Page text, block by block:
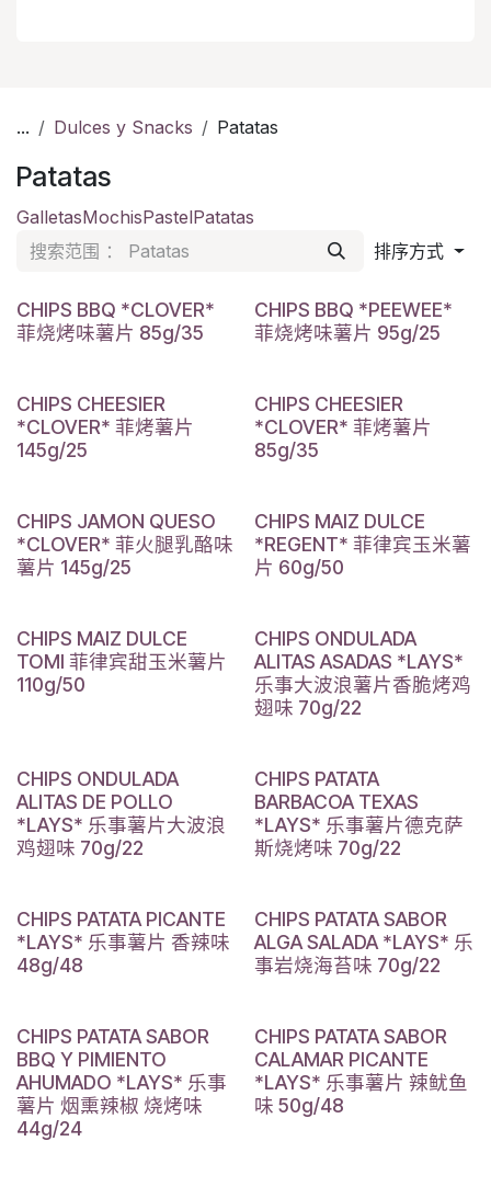
... Dulces y Snacks Patatas
Patatas
GalletasMochisPastelPatatas
排序方式
CHIPS BBQ *CLOVER*
菲烧烤味薯片 85g/35
CHIPS BBQ *PEEWEE*
菲烧烤味薯片 95g/25
CHIPS CHEESIER
*CLOVER* 菲烤薯片
145g/25
CHIPS CHEESIER
*CLOVER* 菲烤薯片
85g/35
CHIPS JAMON QUESO
*CLOVER* 菲火腿乳酪味
薯片 145g/25
CHIPS MAIZ DULCE
*REGENT* 菲律宾玉米薯
片 60g/50
CHIPS MAIZ DULCE
TOMI 菲律宾甜玉米薯片
110g/50
CHIPS ONDULADA
ALITAS ASADAS *LAYS*
乐事大波浪薯片香脆烤鸡
翅味 70g/22
CHIPS ONDULADA
ALITAS DE POLLO
*LAYS* 乐事薯片大波浪
鸡翅味 70g/22
CHIPS PATATA
BARBACOA TEXAS
*LAYS* 乐事薯片德克萨
斯烧烤味 70g/22
CHIPS PATATA PICANTE
*LAYS* 乐事薯片 香辣味
48g/48
CHIPS PATATA SABOR
ALGA SALADA *LAYS* 乐
事岩烧海苔味 70g/22
CHIPS PATATA SABOR
BBQ Y PIMIENTO
AHUMADO *LAYS* 乐事
薯片 烟熏辣椒 烧烤味
44g/24
CHIPS PATATA SABOR
CALAMAR PICANTE
*LAYS* 乐事薯片 辣鱿鱼
味 50g/48